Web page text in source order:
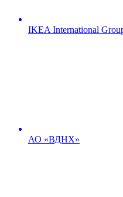
IKEA International
АО «ВДНХ»